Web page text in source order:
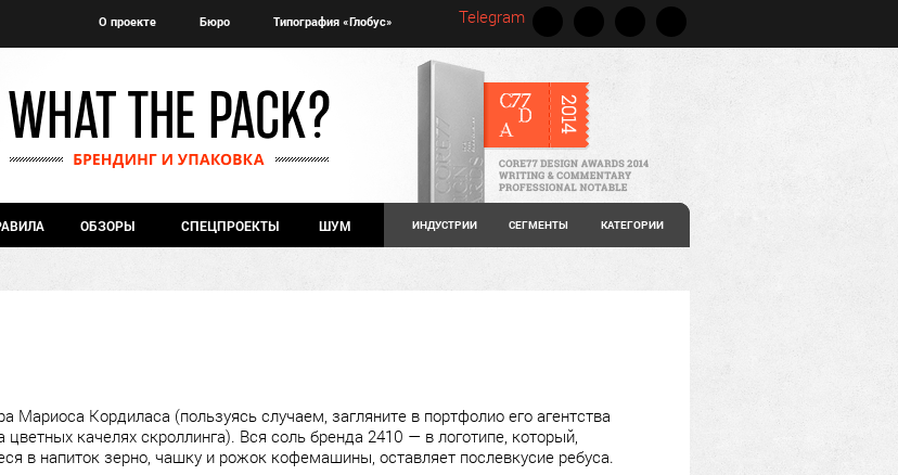
О проекте Бюро Типография «Глобус» Telegram
ОБЗОРЫ СПЕЦПРОЕКТЫ ШУМ ИНДУСТРИИ СЕГМЕНТЫ КАТЕГОРИИ
Мариоса Кордиласа (пользуясь случаем, загляните в портфолио его агентства
цветных качелях скроллинга). Вся соль бренда 2410 — в логотипе, который,
в напиток зерно, чашку и рожок кофемашины, оставляет послевкусие ребуса.